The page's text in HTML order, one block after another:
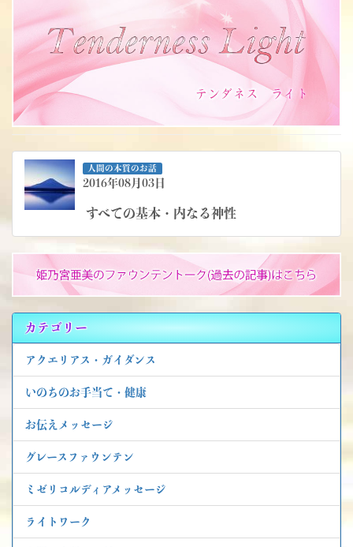
人間の本質のお話
2016年08月03日
すべての基本・内なる神性
カテゴリー
アクエリアス・ガイダンス
いのちのお手当て・健康
お伝えメッセージ
グレースファウンテン
ミゼリコルディアメッセージ
ライトワーク